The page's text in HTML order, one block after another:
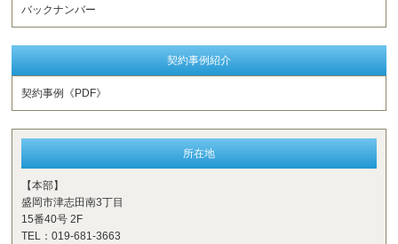
バックナンバー
契約事例紹介
契約事例《PDF》
所在地
【本部】
盛岡市津志田南3丁目
15番40号 2F
TEL：019-681-3663